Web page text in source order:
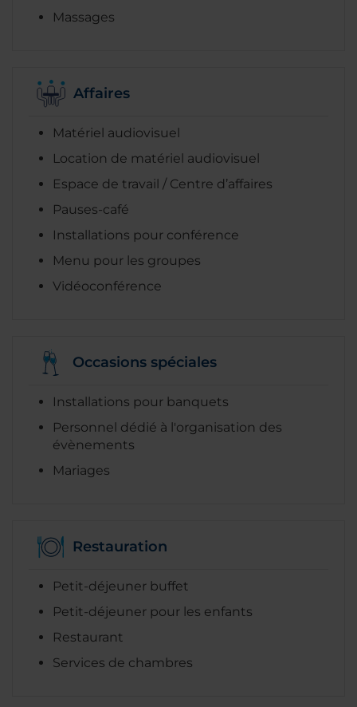
Massages
Affaires
Matériel audiovisuel
Location de matériel audiovisuel
Espace de travail / Centre d’affaires
Pauses-café
Installations pour conférence
Menu pour les groupes
Vidéoconférence
Occasions spéciales
Installations pour banquets
Personnel dédié à l'organisation des
évènements
Mariages
Restauration
Petit-déjeuner buffet
Petit-déjeuner pour les enfants
Restaurant
Services de chambres